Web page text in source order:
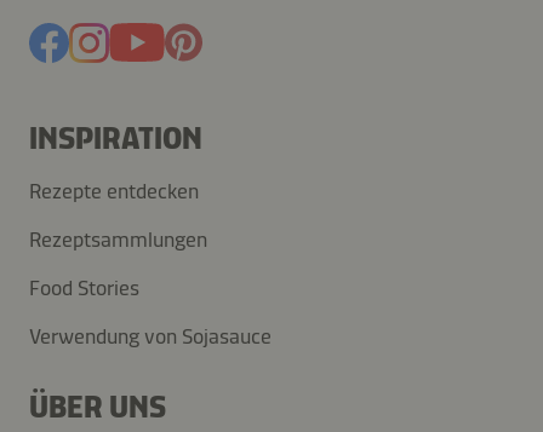
INSPIRATION
Rezepte entdecken
Rezeptsammlungen
Food Stories
Verwendung von Sojasauce
ÜBER UNS